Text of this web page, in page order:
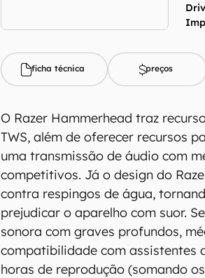
ficha técnica preços
O Razer Hammerhead traz
TWS, além de oferecer recursos
uma transmissão de áudio com
competitivos. Já o design do
contra respingos de água,
prejudicar o aparelho com suor.
sonora com graves profundos,
compatibilidade com assistentes
horas de reprodução (somando